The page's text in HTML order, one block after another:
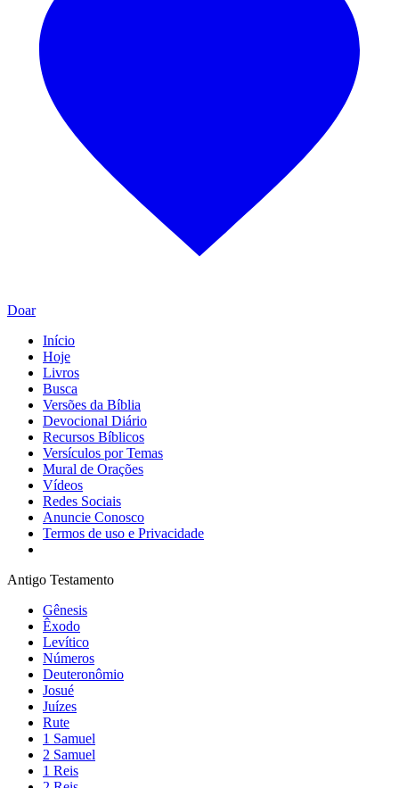
Doar
Início
Hoje
Livros
Busca
Versões da Bíblia
Devocional Diário
Recursos Bíblicos
Versículos por Temas
Mural de Orações
Vídeos
Redes Sociais
Anuncie Conosco
Termos de uso e Privacidade
Antigo Testamento
Gênesis
Êxodo
Levítico
Números
Deuteronômio
Josué
Juízes
Rute
1 Samuel
2 Samuel
1 Reis